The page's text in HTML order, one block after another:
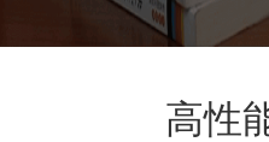
高性